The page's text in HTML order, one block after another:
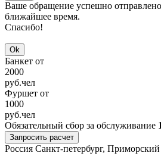
Ваше обращение успешно отправлено
ближайшее время.
Спасибо!
Ok
Банкет от
2000
руб.чел
Фуршет от
1000
руб.чел
Обязательный сбор за обслуживание
Запросить расчет
Россия Санкт-петербург, Приморский